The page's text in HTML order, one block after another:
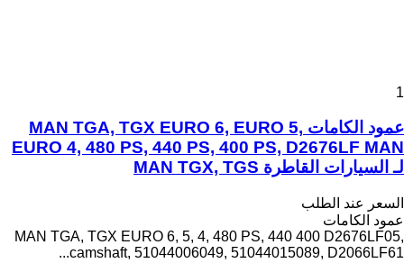
1
عمود الكامات MAN TGA, TGX EURO 6, EURO 5,
EURO 4, 480 PS, 440 PS, 400 PS, D2676LF MAN
لـ السيارات القاطرة MAN TGX, TGS
السعر عند الطلب
عمود الكامات
MAN TGA, TGX EURO 6, 5, 4, 480 PS, 440 400 D2676LF05,
camshaft, 51044006049, 51044015089, D2066LF61...